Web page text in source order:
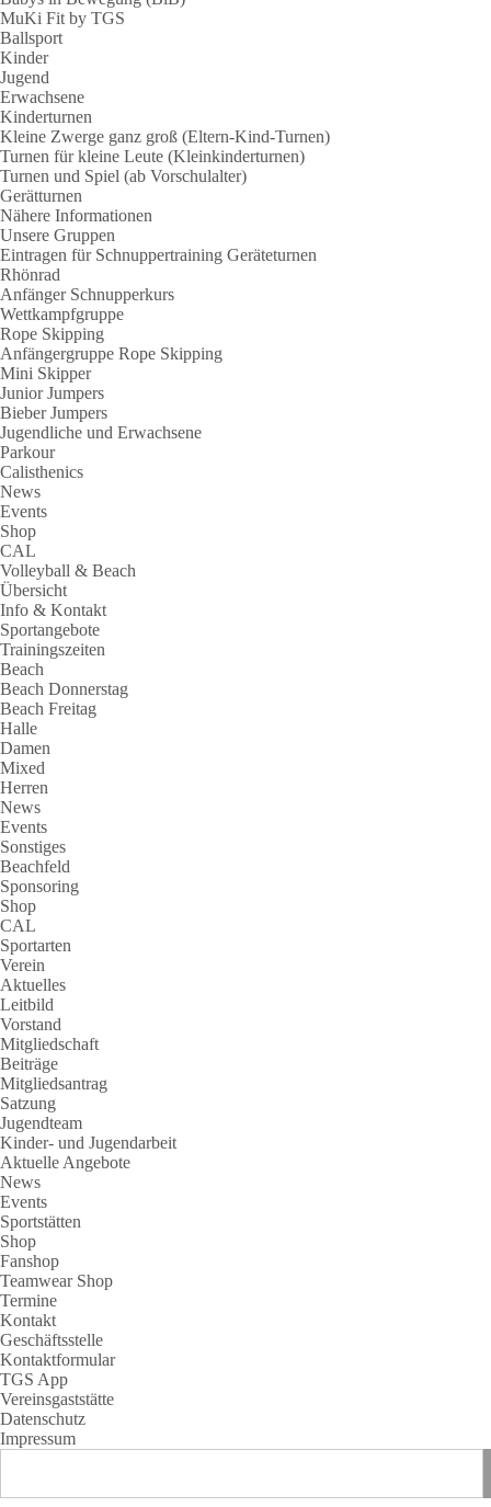
MuKi Fit by TGS
Ballsport
Kinder
Jugend
Erwachsene
Kinderturnen
Kleine Zwerge ganz groß (Eltern-Kind-Turnen)
Turnen für kleine Leute (Kleinkinderturnen)
Turnen und Spiel (ab Vorschulalter)
Gerätturnen
Nähere Informationen
Unsere Gruppen
Eintragen für Schnuppertraining Geräteturnen
Rhönrad
Anfänger Schnupperkurs
Wettkampfgruppe
Rope Skipping
Anfängergruppe Rope Skipping
Mini Skipper
Junior Jumpers
Bieber Jumpers
Jugendliche und Erwachsene
Parkour
Calisthenics
News
Events
Shop
CAL
Volleyball & Beach
Übersicht
Info & Kontakt
Sportangebote
Trainingszeiten
Beach
Beach Donnerstag
Beach Freitag
Halle
Damen
Mixed
Herren
News
Events
Sonstiges
Beachfeld
Sponsoring
Shop
CAL
Sportarten
Verein
Aktuelles
Leitbild
Vorstand
Mitgliedschaft
Beiträge
Mitgliedsantrag
Satzung
Jugendteam
Kinder- und Jugendarbeit
Aktuelle Angebote
News
Events
Sportstätten
Shop
Fanshop
Teamwear Shop
Termine
Kontakt
Geschäftsstelle
Kontaktformular
TGS App
Vereinsgaststätte
Datenschutz
Impressum